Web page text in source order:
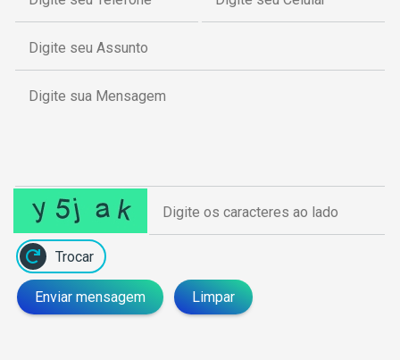
Trocar
Enviar mensagem Limpar